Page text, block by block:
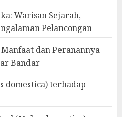
Warisan Sejarah,
Pelancongan
dan Peranannya
Bandar
domestica) terhadap